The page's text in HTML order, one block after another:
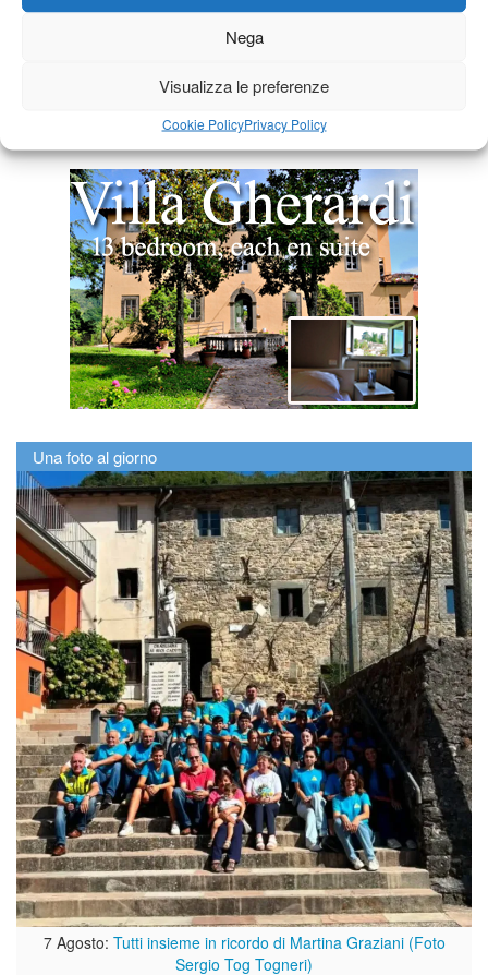
Nega
Visualizza le preferenze
Cookie PolicyPrivacy Policy
Una foto al giorno
7 Agosto: Tutti insieme in ricordo di Martina Graziani (Foto
Sergio Tog Togneri)